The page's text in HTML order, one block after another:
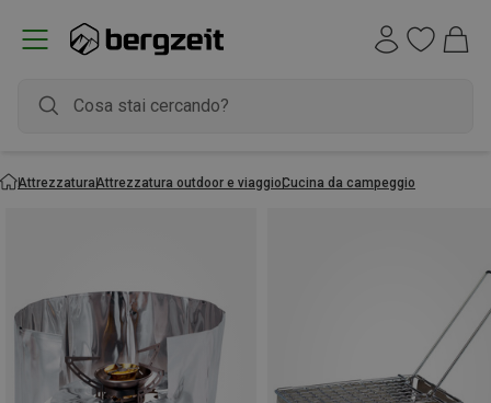
AttrezzaturaAttrezzatura outdoor e viaggioCucina da campeggio